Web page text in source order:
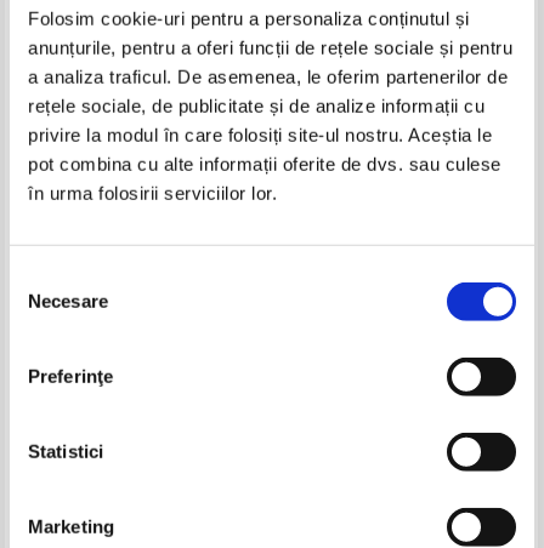
Folosim cookie-uri pentru a personaliza conținutul și
anunțurile, pentru a oferi funcții de rețele sociale și pentru
a analiza traficul. De asemenea, le oferim partenerilor de
rețele sociale, de publicitate și de analize informații cu
privire la modul în care folosiți site-ul nostru. Aceștia le
pot combina cu alte informații oferite de dvs. sau culese
în urma folosirii serviciilor lor.
consimțământului
Necesare
Preferinţe
Statistici
Marketing
Mary Balogh - Totul pentru
pretuire
Pret:14,00 Lei
Adaugă în coș
Sidney Sheldon - Amintiri de la
miezul noptii
Pret:8,00 Lei
Adaugă în coș
Pret: